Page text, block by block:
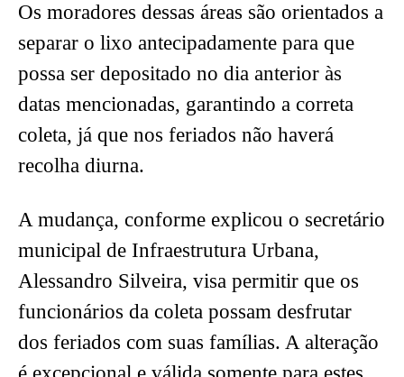
Os moradores dessas áreas são orientados a
separar o lixo antecipadamente para que
possa ser depositado no dia anterior às
datas mencionadas, garantindo a correta
coleta, já que nos feriados não haverá
recolha diurna.
A mudança, conforme explicou o secretário
municipal de Infraestrutura Urbana,
Alessandro Silveira, visa permitir que os
funcionários da coleta possam desfrutar
dos feriados com suas famílias. A alteração